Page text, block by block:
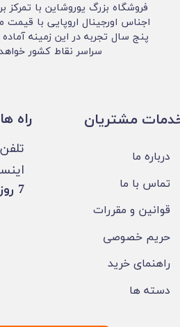
فروشگاه بزرگ یوروشاین با تمرکز
اجناس اورجینال اروپایی با
پنج سال تجربه در این زمینه
سراسر نقاط کشور
مشتریان
درباره ما
تماس با ما
قوانین و مقررات
حریم خصوصی
راهنمای خرید
دسته ها
تلفن:
​7 روز هفته - 24 ساعته ​​​​​​​
​​راه